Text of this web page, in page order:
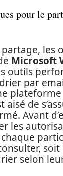
pour le
les
Microsoft
outils
par
plateforme
aisé de
Avant
les
selon